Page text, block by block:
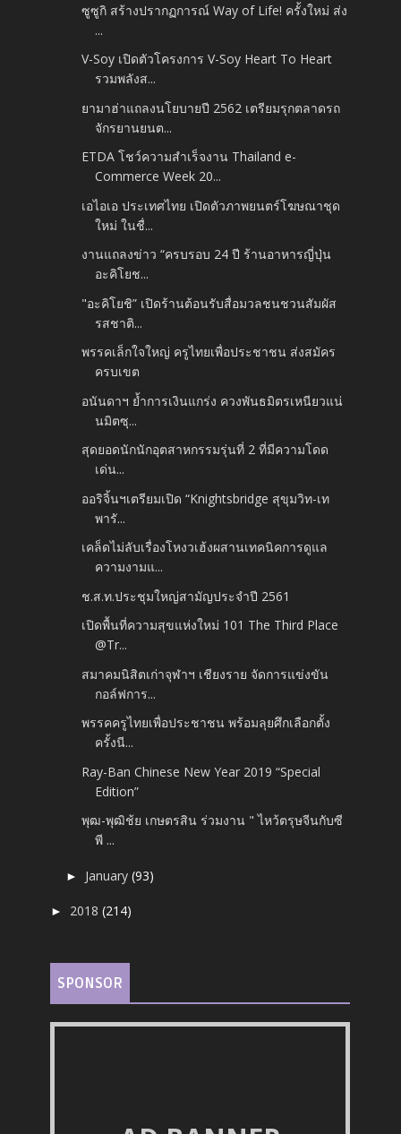
ซูซูกิ สร้างปรากฏการณ์ Way of Life! ครั้งใหม่ ส่ง
...
V-Soy เปิดตัวโครงการ V-Soy Heart To Heart
รวมพลังส...
ยามาฮ่าแถลงนโยบายปี 2562 เตรียมรุกตลาดรถ
จักรยานยนต...
ETDA โชว์ความสำเร็จงาน Thailand e-
Commerce Week 20...
เอไอเอ ประเทศไทย เปิดตัวภาพยนตร์โฆษณาชุด
ใหม่ ในชื่...
งานแถลงข่าว “ครบรอบ 24 ปี ร้านอาหารญี่ปุ่น
อะคิโยช...
"อะคิโยชิ” เปิดร้านต้อนรับสื่อมวลชนชวนสัมผัส
รสชาติ...
พรรคเล็กใจใหญ่ ครูไทยเพื่อประชาชน ส่งสมัคร
ครบเขต
อนันดาฯ ย้ำการเงินแกร่ง ควงพันธมิตรเหนียวแน่
นมิตซุ...
สุดยอดนักนักอุตสาหกรรมรุ่นที่ 2 ที่มีความโดด
เด่น...
ออริจิ้นฯเตรียมเปิด “Knightsbridge สุขุมวิท-เท
พารั...
เคล็ดไม่ลับเรื่องโหงวเฮ้งผสานเทคนิคการดูแล
ความงามแ...
ช.ส.ท.ประชุมใหญ่สามัญประจำปี 2561
เปิดพื้นที่ความสุขแห่งใหม่ 101 The Third Place
@Tr...
สมาคมนิสิตเก่าจุฬาฯ เชียงราย จัดการแข่งขัน
กอล์ฟการ...
พรรคครูไทยเพื่อประชาชน พร้อมลุยศึกเลือกตั้ง
ครั้งนี...
Ray-Ban Chinese New Year 2019 “Special
Edition”
พุฒ-พุฒิช้ย เกษตรสิน ร่วมงาน " ไหว้ตรุษจีนกับซี
พี ...
► January(93)
► 2018(214)
SPONSOR